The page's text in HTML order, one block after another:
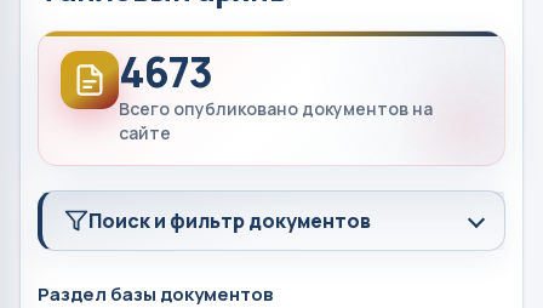
4673
Всего опубликовано документов на
сайте
Поиск и фильтр документов
Раздел базы документов